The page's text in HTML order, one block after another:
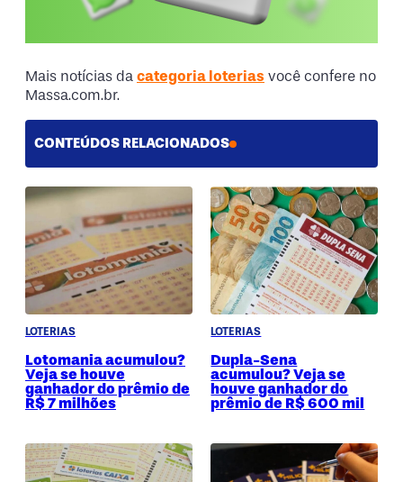
Mais notícias da categoria loterias você confere no
Massa.com.br.
CONTEÚDOS RELACIONADOS
LOTERIAS
Lotomania acumulou?
Veja se houve
ganhador do prêmio de
R$ 7 milhões
LOTERIAS
Dupla-Sena
acumulou? Veja se
houve ganhador do
prêmio de R$ 600 mil